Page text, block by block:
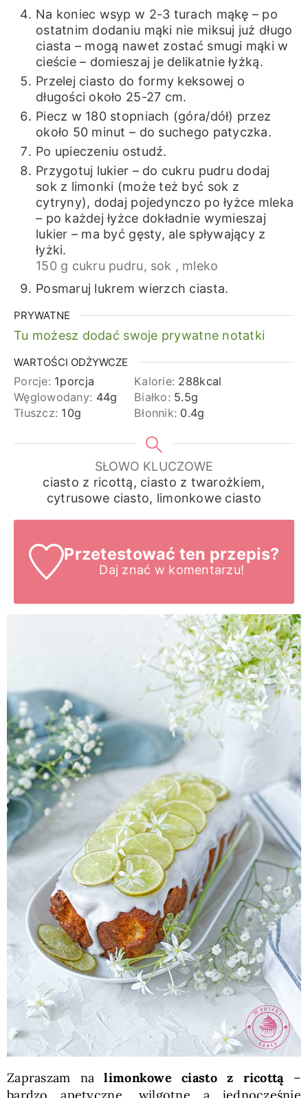
Na koniec wsyp w 2-3 turach mąkę – po
ostatnim dodaniu mąki nie miksuj już długo
ciasta – mogą nawet zostać smugi mąki w
cieście – domieszaj je delikatnie łyżką.
Przelej ciasto do formy keksowej o
długości około 25-27 cm.
Piecz w 180 stopniach (góra/dół) przez
około 50 minut – do suchego patyczka.
Po upieczeniu ostudź.
Przygotuj lukier – do cukru pudru dodaj
sok z limonki (może też być sok z
cytryny), dodaj pojedynczo po łyżce mleka
– po każdej łyżce dokładnie wymieszaj
lukier – ma być gęsty, ale spływający z
łyżki.
150 g cukru pudru, sok , mleko
Posmaruj lukrem wierzch ciasta.
PRYWATNE
Tu możesz dodać swoje prywatne notatki
WARTOŚCI ODŻYWCZE
Porcje: 1porcja Kalorie: 288kcal
Węglowodany: 44g Białko: 5.5g
Tłuszcz: 10g Błonnik: 0.4g
SŁOWO KLUCZOWE
ciasto z ricottą, ciasto z twarożkiem,
cytrusowe ciasto, limonkowe ciasto
Przetestować ten przepis?
Daj znać w komentarzu!
Zapraszam na limonkowe ciasto z ricottą –
bardzo apetyczne, wilgotne a jednocześnie